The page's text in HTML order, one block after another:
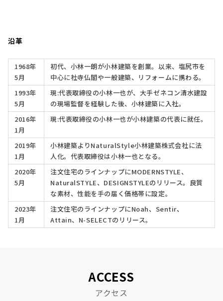
沿革
1968年
5月
初代、小林一朗が小林建築を創業。以来、塩尻市を
中心に社寺仏閣や一般建築、リフォームに携わる。
1993年
5月
現:代表取締役の小林一也が、大手ゼネコン清水建設
の現場監督を経験した後、小林建築に入社。
2016年
1月
現:代表取締役の小林一也が小林建築の代表に就任。
2019年
1月
小林建築よりNaturalStyle小林建築株式会社に法
人化。代表取締役は小林一也となる。
2020年
5月
注文住宅のラインナップにMODERNSTYLE、
NaturalSTYLE、DESIGNSTYLEのリリース。良質
な素材、性能を手の届く価格帯に設定。
2023年
1月
注文住宅のラインナップにNoah、Sentir、
Attain、N-SELECTのリリース。
ACCESS
アクセス